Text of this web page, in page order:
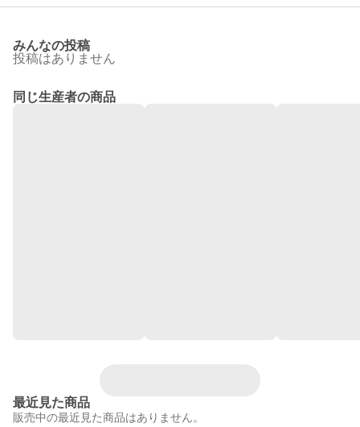
みんなの投稿
投稿はありません
同じ生産者の商品
最近見た商品
販売中の最近見た商品はありません。